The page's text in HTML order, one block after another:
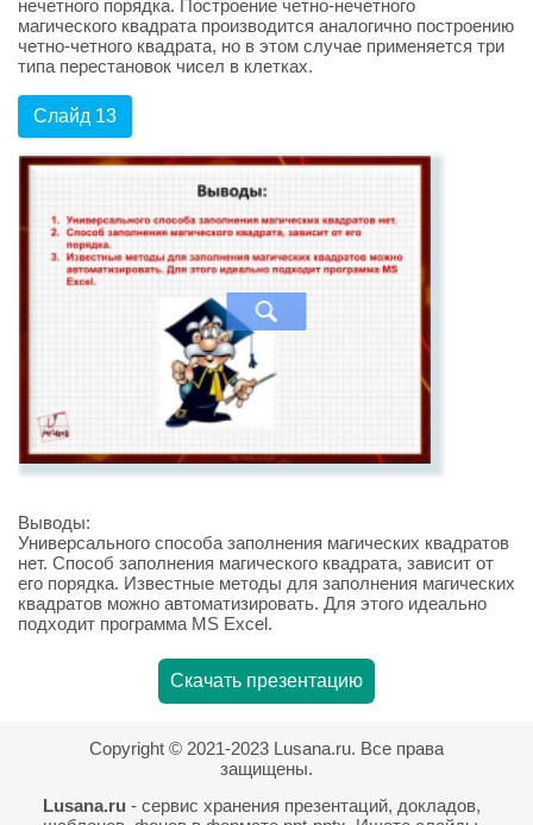
нечетного порядка. Построение четно-нечетного
магического квадрата производится аналогично построению
четно-четного квадрата, но в этом случае применяется три
типа перестановок чисел в клетках.
Слайд 13
Выводы:
Универсального способа заполнения магических квадратов
нет. Способ заполнения магического квадрата, зависит от
его порядка. Известные методы для заполнения магических
квадратов можно автоматизировать. Для этого идеально
подходит программа MS Excel.
Скачать презентацию
Copyright © 2021-2023 Lusana.ru. Все права
защищены.
Lusana.ru - сервис хранения презентаций, докладов,